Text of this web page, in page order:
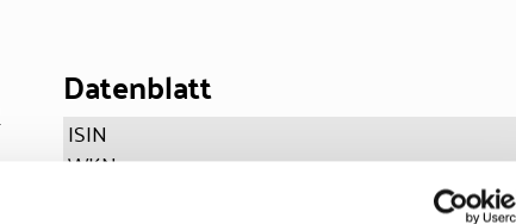
Datenblatt
ISIN
WKN